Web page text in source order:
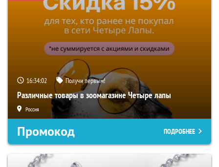
16:34:01 Получи первым!
Различные товары в зоомагазине Четыре лапы
Россия
Промокод ПОДРОБНЕЕ